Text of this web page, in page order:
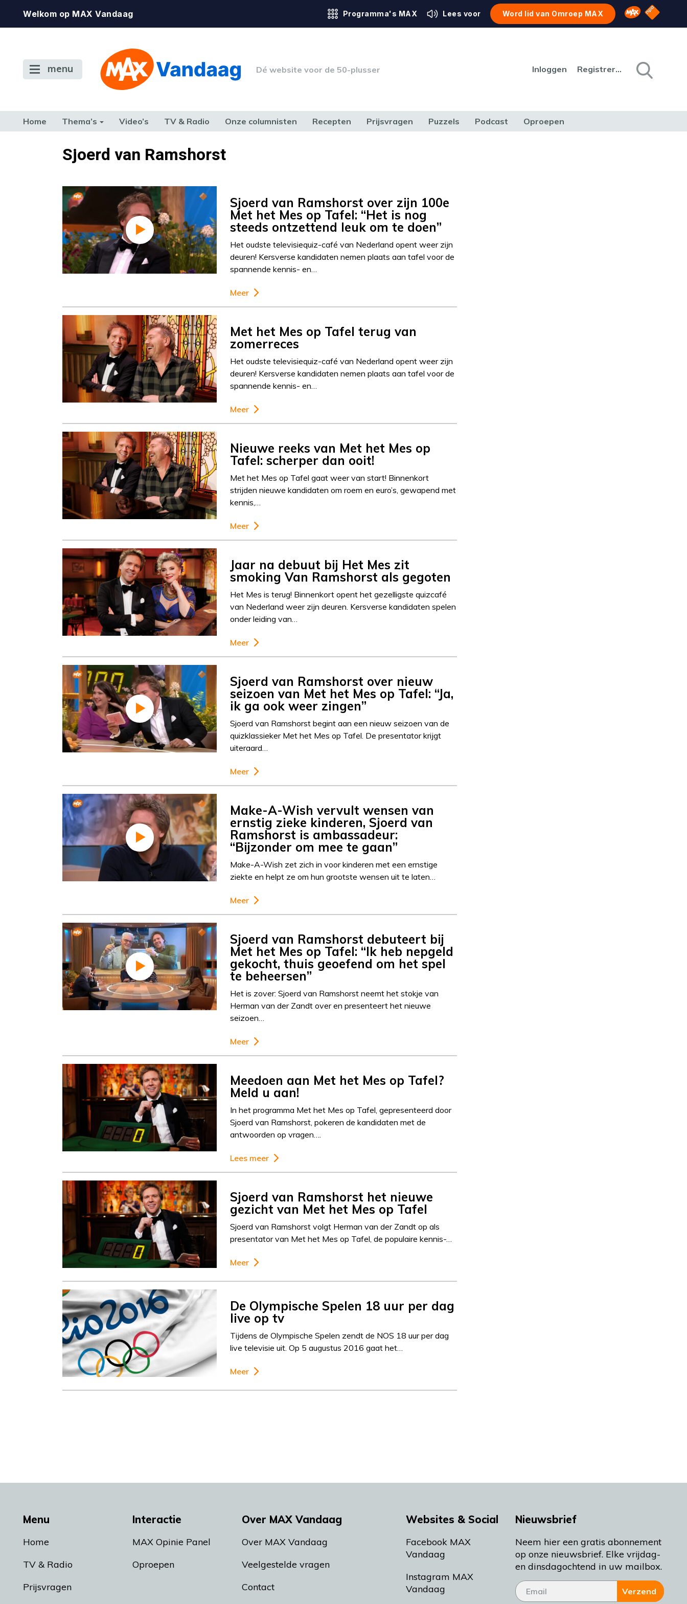
Welkom op MAX Vandaag Programma's MAX Lees voor Word lid van Omroep MAX Omroep MAX
NPO
menu Dé website voor de 50-plusser Inloggen Registreren
Home Thema’s Video’s TV & Radio Onze columnisten Recepten Prijsvragen Puzzels Podcast Oproepen
TERUG NAAR TOENSjoerd van Ramshorst
Sjoerd van Ramshorst over zijn 100e
Met het Mes op Tafel: “Het is nog
steeds ontzettend leuk om te doen”
Het oudste televisiequiz-café van Nederland opent weer zijn
deuren! Kersverse kandidaten nemen plaats aan tafel voor de
spannende kennis- en…
Meer
Met het Mes op Tafel terug van
zomerreces
Het oudste televisiequiz-café van Nederland opent weer zijn
deuren! Kersverse kandidaten nemen plaats aan tafel voor de
spannende kennis- en…
Meer
Nieuwe reeks van Met het Mes op
Tafel: scherper dan ooit!
Met het Mes op Tafel gaat weer van start! Binnenkort
strijden nieuwe kandidaten om roem en euro’s, gewapend met
kennis,…
Meer
Jaar na debuut bij Het Mes zit
smoking Van Ramshorst als gegoten
Het Mes is terug! Binnenkort opent het gezelligste quizcafé
van Nederland weer zijn deuren. Kersverse kandidaten spelen
onder leiding van…
Meer
Sjoerd van Ramshorst over nieuw
seizoen van Met het Mes op Tafel: “Ja,
ik ga ook weer zingen”
Sjoerd van Ramshorst begint aan een nieuw seizoen van de
quizklassieker Met het Mes op Tafel. De presentator krijgt
uiteraard…
Meer
Make-A-Wish vervult wensen van
ernstig zieke kinderen, Sjoerd van
Ramshorst is ambassadeur:
“Bijzonder om mee te gaan”
Make-A-Wish zet zich in voor kinderen met een ernstige
ziekte en helpt ze om hun grootste wensen uit te laten…
Meer
Sjoerd van Ramshorst debuteert bij
Met het Mes op Tafel: “Ik heb nepgeld
gekocht, thuis geoefend om het spel
te beheersen”
Het is zover: Sjoerd van Ramshorst neemt het stokje van
Herman van der Zandt over en presenteert het nieuwe
seizoen…
Meer
Meedoen aan Met het Mes op Tafel?
Meld u aan!
In het programma Met het Mes op Tafel, gepresenteerd door
Sjoerd van Ramshorst, pokeren de kandidaten met de
antwoorden op vragen….
Lees meer
Sjoerd van Ramshorst het nieuwe
gezicht van Met het Mes op Tafel
Sjoerd van Ramshorst volgt Herman van der Zandt op als
presentator van Met het Mes op Tafel, de populaire kennis-…
Meer
De Olympische Spelen 18 uur per dag
live op tv
Tijdens de Olympische Spelen zendt de NOS 18 uur per dag
live televisie uit. Op 5 augustus 2016 gaat het…
Meer
Menu
Home
TV & Radio
Prijsvragen
Interactie
MAX Opinie Panel
Oproepen
Over MAX Vandaag
Over MAX Vandaag
Veelgestelde vragen
Contact
Websites & Social
Facebook MAX
Vandaag
Instagram MAX
Vandaag
Nieuwsbrief
Neem hier een gratis abonnement
op onze nieuwsbrief. Elke vrijdag-
en dinsdagochtend in uw mailbox.
Verzend